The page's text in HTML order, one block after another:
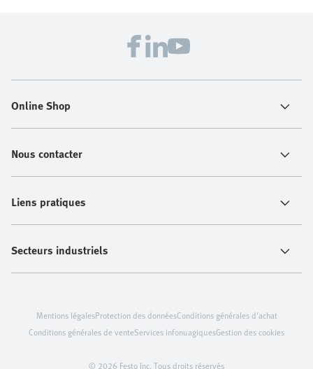
Online Shop
Nous contacter
Liens pratiques
Secteurs industriels
© 2026 Festo Inc. Tous droits réservés
Mentions légalesProtection des donnéesConditions générales d'achat
Conditions générales de venteServices infonuagiquesGestion des cookies